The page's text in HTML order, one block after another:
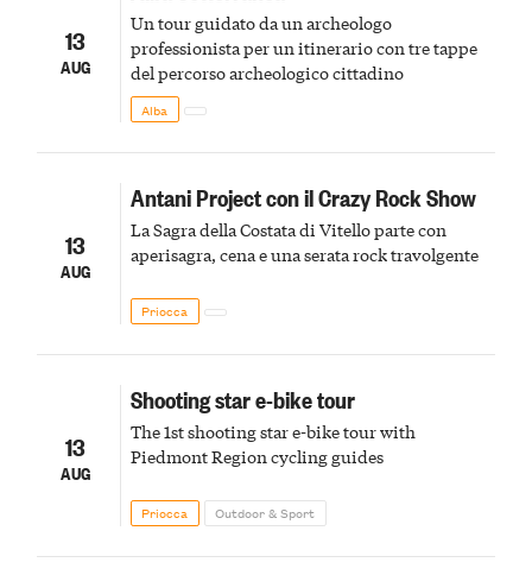
13
AUG
Un tour guidato da un archeologo
professionista per un itinerario con tre tappe
del percorso archeologico cittadino
Alba
13
AUG
Antani Project con il Crazy Rock Show
La Sagra della Costata di Vitello parte con
aperisagra, cena e una serata rock travolgente
Priocca
13
AUG
Shooting star e-bike tour
The 1st shooting star e-bike tour with
Piedmont Region cycling guides
Priocca Outdoor & Sport